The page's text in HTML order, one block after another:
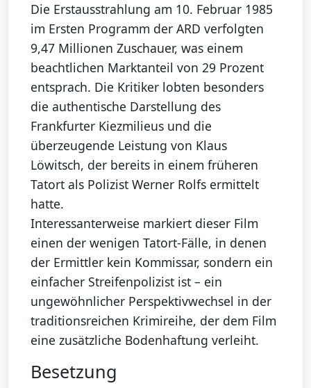
Die Erstausstrahlung am 10. Februar 1985
im Ersten Programm der ARD verfolgten
9,47 Millionen Zuschauer, was einem
beachtlichen Marktanteil von 29 Prozent
entsprach. Die Kritiker lobten besonders
die authentische Darstellung des
Frankfurter Kiezmilieus und die
überzeugende Leistung von Klaus
Löwitsch, der bereits in einem früheren
Tatort als Polizist Werner Rolfs ermittelt
hatte.
Interessanterweise markiert dieser Film
einen der wenigen Tatort-Fälle, in denen
der Ermittler kein Kommissar, sondern ein
einfacher Streifenpolizist ist – ein
ungewöhnlicher Perspektivwechsel in der
traditionsreichen Krimireihe, der dem Film
eine zusätzliche Bodenhaftung verleiht.
Besetzung